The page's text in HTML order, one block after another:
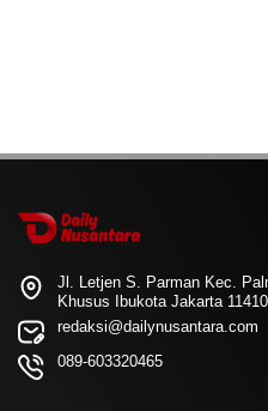
Jl. Letjen S. Parman Kec.
Khusus Ibukota Jakarta 11410
redaksi@dailynusantara.com
089-603320465